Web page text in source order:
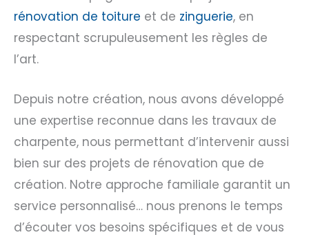
rénovation de toiture et de zinguerie, en
respectant scrupuleusement les règles de
l’art.
Depuis notre création, nous avons développé
une expertise reconnue dans les travaux de
charpente, nous permettant d’intervenir aussi
bien sur des projets de rénovation que de
création. Notre approche familiale garantit un
service personnalisé… nous prenons le temps
d’écouter vos besoins spécifiques et de vous